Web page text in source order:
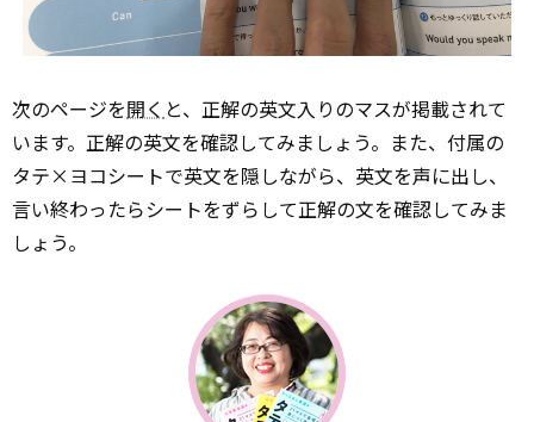
次のページを開く と、正解の英文入りのマスが掲載されて
います。正解の英文を確認してみましょう。また、付属の
タテ×ヨコシートで英文を隠しながら、英文を声に出し、
言い終わったらシートをずらして正解の文を確認してみま
しょう。